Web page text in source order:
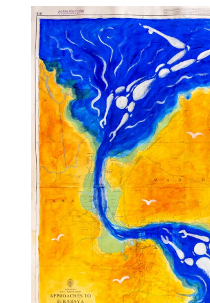
TALC01-28 – Philippe Druillet